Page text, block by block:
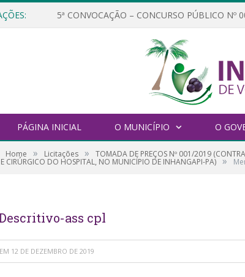
5ª CONVOCAÇÃO – CONCURSO PÚBLICO Nº
PÁGINA INICIAL O MUNICÍPIO O
Home » Licitações » TOMADA DE PREÇOS Nº 001/2019
CIRÚRGICO DO HOSPITAL, NO MUNICÍPIO DE INHANGAPI-PA) »
ass cpl
EM 12 DE DEZEMBRO DE 2019